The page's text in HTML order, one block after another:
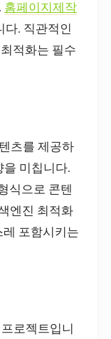
홈페이지제작
다. 직관적인
적화는 필수
츠를 제공하
을 미칩니다.
식으로 콘텐
엔진 최적화
레 포함시키는
로젝트입니